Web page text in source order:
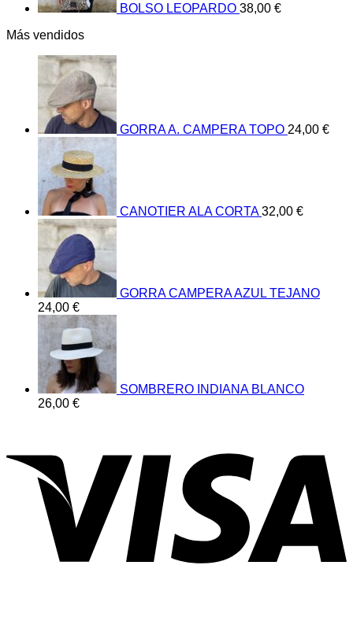
BOLSO LEOPARDO 38,00 €
Más vendidos
GORRA A. CAMPERA TOPO 24,00 €
CANOTIER ALA CORTA 32,00 €
GORRA CAMPERA AZUL TEJANO
24,00 €
SOMBRERO INDIANA BLANCO
26,00 €